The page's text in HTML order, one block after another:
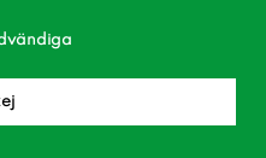
Amaryllis